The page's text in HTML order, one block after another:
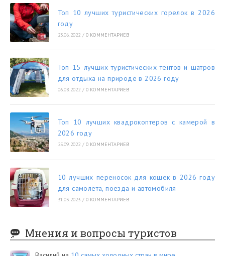
Топ 10 лучших туристических горелок в 2026
году
23.06.2022 / 0 КОММЕНТАРИЕВ
Топ 15 лучших туристических тентов и шатров
для отдыха на природе в 2026 году
06.08.2022 / 0 КОММЕНТАРИЕВ
Топ 10 лучших квадрокоптеров с камерой в
2026 году
25.09.2022 / 0 КОММЕНТАРИЕВ
10 лучших переносок для кошек в 2026 году
для самолёта, поезда и автомобиля
31.03.2023 / 0 КОММЕНТАРИЕВ
Мнения и вопросы туристов